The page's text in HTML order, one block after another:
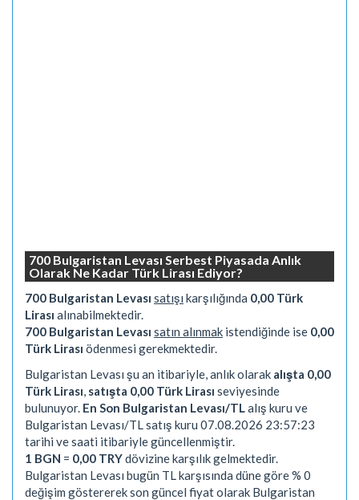
700 Bulgaristan Levası Serbest Piyasada Anlık
Olarak Ne Kadar Türk Lirası Ediyor?
700 Bulgaristan Levası satışı karşılığında 0,00 Türk
Lirası alınabilmektedir.
700 Bulgaristan Levası satın alınmak istendiğinde ise 0,00
Türk Lirası ödenmesi gerekmektedir.
Bulgaristan Levası şu an itibariyle, anlık olarak alışta 0,00
Türk Lirası satışta 0,00 Türk Lirası seviyesinde
bulunuyor. En Son Bulgaristan Levası/TL alış kuru ve
Bulgaristan Levası/TL satış kuru 07.08.2026 23:57:23
tarihi ve saati itibariyle güncellenmiştir.
1 BGN = 0,00 TRYdövizine karşılık gelmektedir.
Bulgaristan Levası bugün TL karşısında düne göre % 0
değişim göstererek son güncel fiyat olarak Bulgaristan